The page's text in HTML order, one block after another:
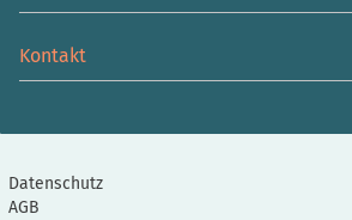
Kontakt
Datenschutz
AGB